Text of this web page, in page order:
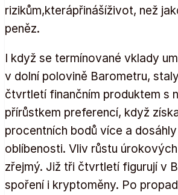
rizikům,kterápřinášíživot, než
peněz.
I když se termínované vklady
v dolní polovině Barometru,
čtvrtletí finančním produktem s
přírůstkem preferencí, když
procentních bodů více a
oblíbenosti. Vliv růstu
zřejmý. Již tři čtvrtletí figurují v
spoření i kryptoměny. Po